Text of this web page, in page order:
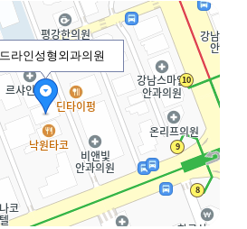
라인성형외과의원